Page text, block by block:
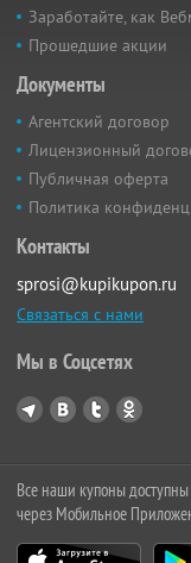
Заработайте, как
Прошедшие акции
Документы
Агентский договор
Лицензионный
Публичная оферта
Политика
Контакты
sprosi@kupikupon.ru
Связаться с нами
Мы в Соцсетях
Все наши купоны доступны
через Мобильное